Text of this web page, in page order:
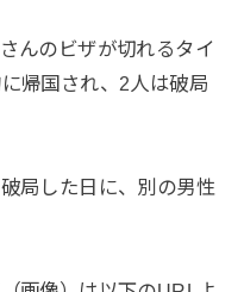
んのビザが切れるタイ
帰国され、2人は破局
局した日に、別の男性